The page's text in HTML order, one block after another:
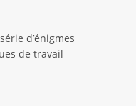
d’énigmes
de travail